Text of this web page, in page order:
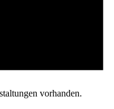
vorhanden.